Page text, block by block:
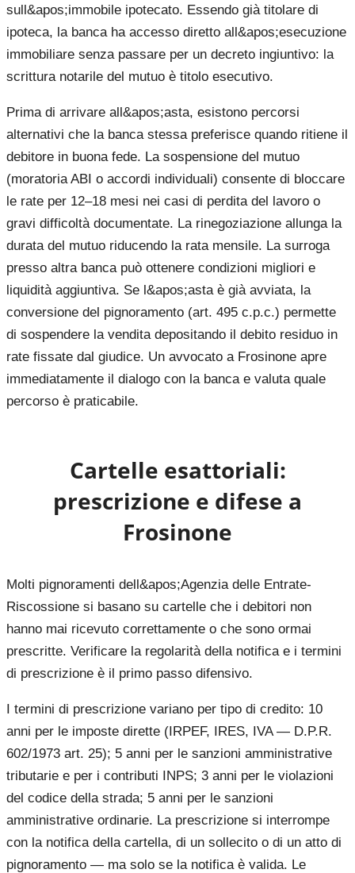
sull&apos;immobile ipotecato. Essendo già titolare di
ipoteca, la banca ha accesso diretto all&apos;esecuzione
immobiliare senza passare per un decreto ingiuntivo: la
scrittura notarile del mutuo è titolo esecutivo.
Prima di arrivare all&apos;asta, esistono percorsi
alternativi che la banca stessa preferisce quando ritiene il
debitore in buona fede. La sospensione del mutuo
(moratoria ABI o accordi individuali) consente di bloccare
le rate per 12–18 mesi nei casi di perdita del lavoro o
gravi difficoltà documentate. La rinegoziazione allunga la
durata del mutuo riducendo la rata mensile. La surroga
presso altra banca può ottenere condizioni migliori e
liquidità aggiuntiva. Se l&apos;asta è già avviata, la
conversione del pignoramento (art. 495 c.p.c.) permette
di sospendere la vendita depositando il debito residuo in
rate fissate dal giudice. Un avvocato a Frosinone apre
immediatamente il dialogo con la banca e valuta quale
percorso è praticabile.
Cartelle esattoriali:
prescrizione e difese a
Frosinone
Molti pignoramenti dell&apos;Agenzia delle Entrate-
Riscossione si basano su cartelle che i debitori non
hanno mai ricevuto correttamente o che sono ormai
prescritte. Verificare la regolarità della notifica e i termini
di prescrizione è il primo passo difensivo.
I termini di prescrizione variano per tipo di credito: 10
anni per le imposte dirette (IRPEF, IRES, IVA — D.P.R.
602/1973 art. 25); 5 anni per le sanzioni amministrative
tributarie e per i contributi INPS; 3 anni per le violazioni
del codice della strada; 5 anni per le sanzioni
amministrative ordinarie. La prescrizione si interrompe
con la notifica della cartella, di un sollecito o di un atto di
pignoramento — ma solo se la notifica è valida. Le